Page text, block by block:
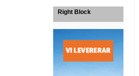
Right Block